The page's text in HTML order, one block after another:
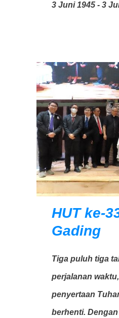
3 Juni 1945 - 3
HUT ke-
Gading
Tiga puluh tiga
perjalanan
penyertaan
berhenti.